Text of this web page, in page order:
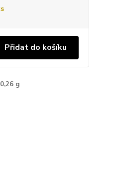
Přidat do košíku
0,26 g